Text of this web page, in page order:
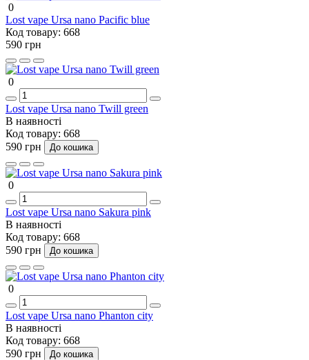
0
Lost vape Ursa nano Pacific blue
Код товару: 668
590 грн
0
Lost vape Ursa nano Twill green
В наявності
Код товару: 668
590 грн
До кошика
0
Lost vape Ursa nano Sakura pink
В наявності
Код товару: 668
590 грн
До кошика
0
Lost vape Ursa nano Phanton city
В наявності
Код товару: 668
590 грн
До кошика